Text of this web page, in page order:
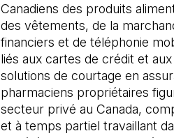
Canadiens des produits
des vêtements, de la
financiers et de téléphonie
liés aux cartes de crédit et
solutions de courtage en
pharmaciens propriétaires
secteur privé au Canada,
et à temps partiel travaillant